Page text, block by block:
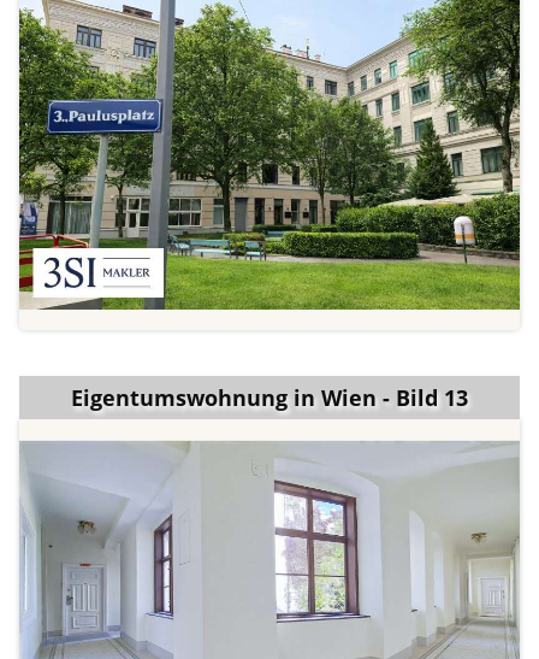
Eigentumswohnung in Wien - Bild 13